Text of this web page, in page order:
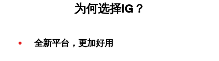
为何选择IG？
全新平台，更加好用